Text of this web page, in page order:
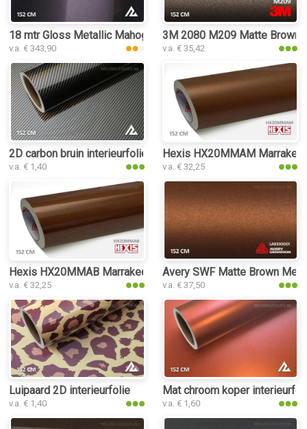
18 mtr Gloss Metallic Mahogany 3161 interieurfolie
v.a. € 343,90
3M 2080 M209 Matte Brown
v.a. € 35,42
2D carbon bruin interieurfolie
v.a. € 1,40
Hexis HX20MMAM
v.a. € 32,25
Hexis HX20MMAB Marrakech Brown Gloss interieurfolie
v.a. € 32,25
Avery SWF Matte Brown
v.a. € 37,50
Luipaard 2D interieurfolie
v.a. € 1,40
Mat chroom koper
v.a. € 1,60